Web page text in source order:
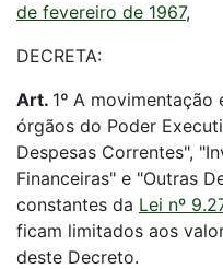
de fevereiro de 1967,
DECRETA:
Art. 1º A movimentação
órgãos do Poder
Despesas Correntes",
Financeiras" e "Outras
constantes da Lei nº
ficam limitados aos
deste Decreto.